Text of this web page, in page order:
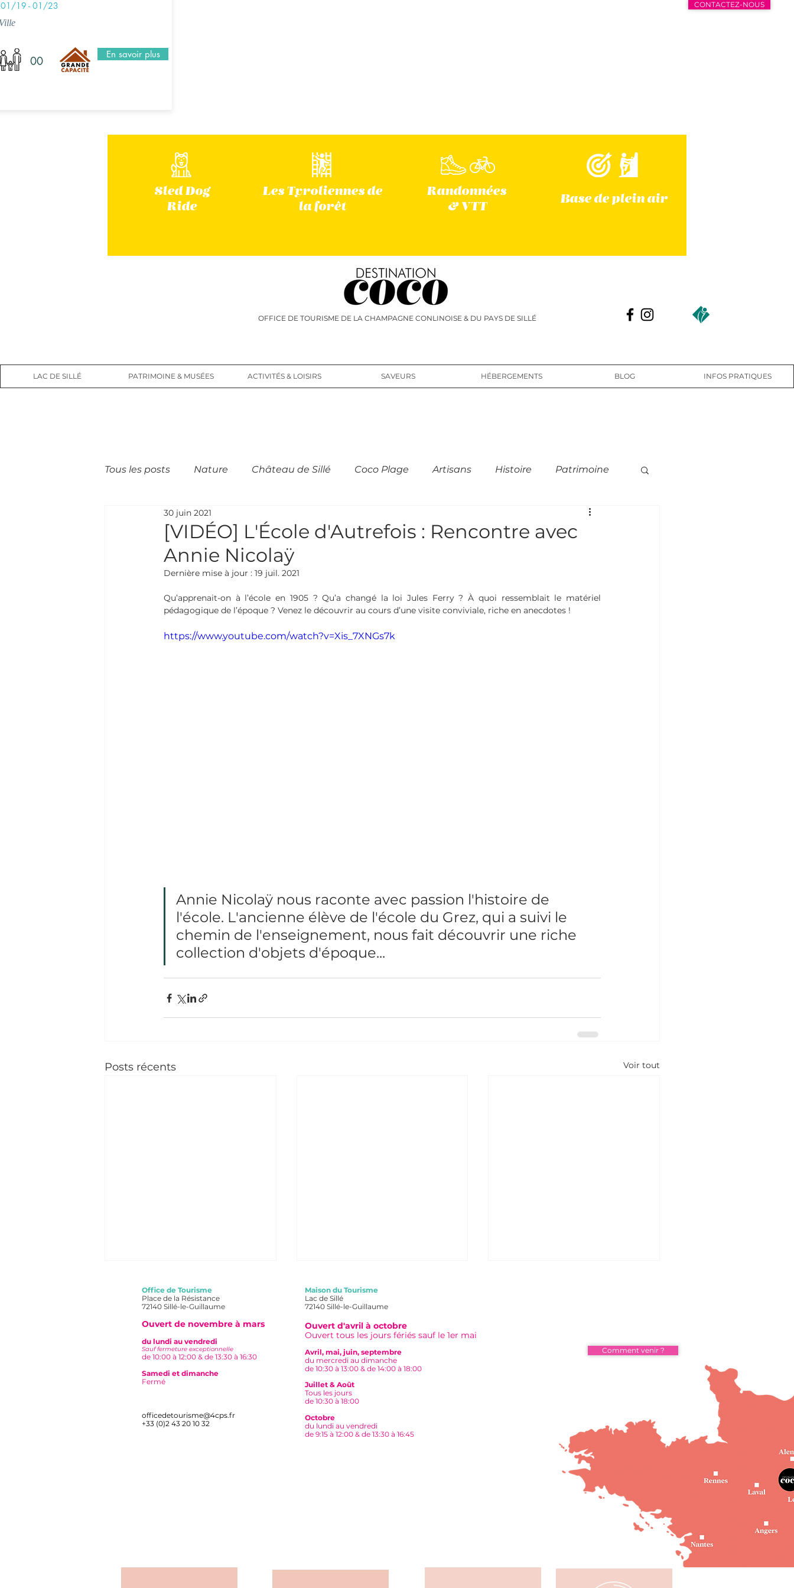
CONTACTEZ-NOUS
01/19 - 01/23
00 En savoir plus
Sled Dog
Ride
Les Tyroliennes de
la forêt
Randonnées
& VTT
Base de plein air
OFFICE DE TOURISME DE LA CHAMPAGNE CONLINOISE & DU PAYS DE SILLÉ
LAC DE SILLÉ PATRIMOINE & MUSÉES ACTIVITÉS & LOISIRS SAVEURS HÉBERGEMENTS BLOG INFOS PRATIQUES
Tous les posts Nature Château de Sillé Coco Plage Artisans Histoire Patrimoine
[VIDÉO] L'École d'Autrefois : Rencontre avec
Annie Nicolaÿ
30 juin 2021
Dernière mise à jour : 19 juil. 2021
Qu’apprenait-on à l’école en 1905 ? Qu’a changé la loi Jules Ferry ? À quoi ressemblait le matériel
pédagogique de l’époque ? Venez le découvrir au cours d’une visite conviviale, riche en anecdotes !
https://www.youtube.com/watch?v=Xis_7XNGs7k
Annie Nicolaÿ nous raconte avec passion l'histoire de
l'école. L'ancienne élève de l'école du Grez, qui a suivi le
chemin de l'enseignement, nous fait découvrir une riche
collection d'objets d'époque...
Posts récents Voir tout
🌲 Destination nature :
escales pour un voyage
Office de Tourisme
Place de la Résistance
72140 Sillé-le-Guillaume
Ouvert de novembre à mars
du lundi au vendredi
Sauf fermeture exceptionnelle
de 10:00 à 12:00 & de 13:30 à 16:30
Samedi et dimanche
Fermé
officedetourisme@4cps.fr
+33 (0)2 43 20 10 32
Maison du Tourisme
Lac de Sillé
72140 Sillé-le-Guillaume
Ouvert d'avril à octobre
Ouvert tous les jours fériés sauf le 1er mai
Avril, mai, juin, septembre
du mercredi au dimanche
de 10:30 à 13:00 & de 14:00 à 18:00
Juillet & Août
Tous les jours
de 10:30 à 18:00
Octobre
du lundi au vendredi
de 9:15 à 12:00 & de 13:30 à 16:45
Comment venir ?